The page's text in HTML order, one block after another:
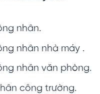
nhân.
nhân nhà máy .
nhân văn phòng.
công trường.